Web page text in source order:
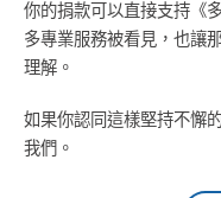
你的捐款可以直接支持《
多專業服務被看見，也讓
理解。
如果你認同這樣堅持不懈
我們。